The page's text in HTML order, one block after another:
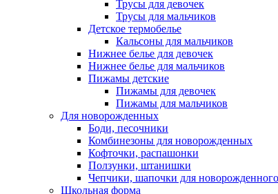
Трусы для девочек
Трусы для мальчиков
Детское термобелье
Кальсоны для мальчиков
Нижнее белье для девочек
Нижнее белье для мальчиков
Пижамы детские
Пижамы для девочек
Пижамы для мальчиков
Для новорожденных
Боди, песочники
Комбинезоны для новорожденных
Кофточки, распашонки
Ползунки, штанишки
Чепчики, шапочки для новорожденного
Школьная форма